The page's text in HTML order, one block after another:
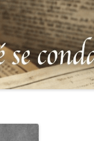
LE CLION-SUR-MER :
AUX MORTS VIRTUEL
FRANCO-ALLEMANDE
1871